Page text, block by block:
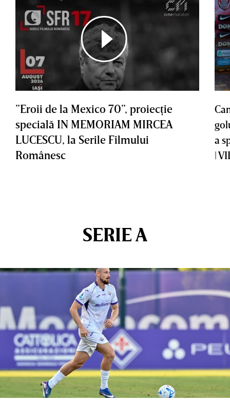
”Eroii de la Mexico 70”, proiecţie
specială IN MEMORIAM MIRCEA
LUCESCU, la Serile Filmului
Românesc
a
|
SERIE A